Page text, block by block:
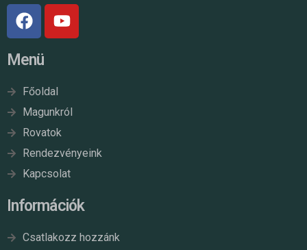
Menü
Főoldal
Magunkról
Rovatok
Rendezvényeink
Kapcsolat
Információk
Csatlakozz hozzánk